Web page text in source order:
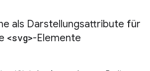
als Darstellungsattribute für
<svg>-Elemente